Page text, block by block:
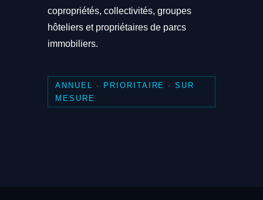
copropriétés, collectivités, groupes
hôteliers et propriétaires de parcs
immobiliers.
ANNUEL · PRIORITAIRE · SUR
MESURE